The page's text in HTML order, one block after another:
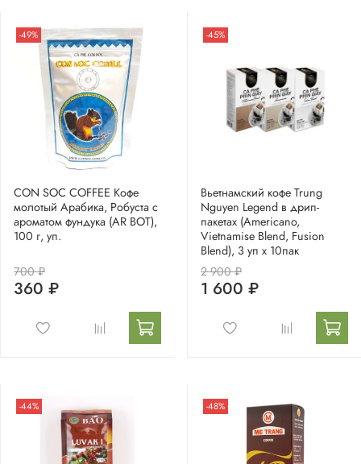
-49%
CON SOC COFFEE Кофе
молотый Арабика, Робуста с
ароматом фундука (AR BOT),
100 г, уп.
700 ₽
360 ₽
-45%
Вьетнамский кофе Trung
Nguyen Legend в дрип-
пакетах (Americano,
Vietnamise Blend, Fusion
Blend), 3 уп x 10пак
2 900 ₽
1 600 ₽
-44% -48%